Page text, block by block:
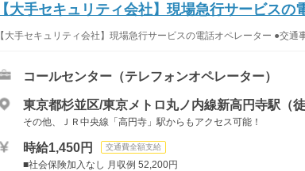
【大手セキュリティ会社】現場急行サービスの
【大手セキュリティ会社】現場急行サービスの電話オペレーター ●交通
コールセンター（テレフォンオペレーター）
東京都杉並区/東京メトロ丸ノ内線新高円寺駅（徒
その他、ＪＲ中央線「高円寺」駅からもアクセス可能！
時給1,450円 交通費全額支給
■社会保険加入なし 月収例 52,200円